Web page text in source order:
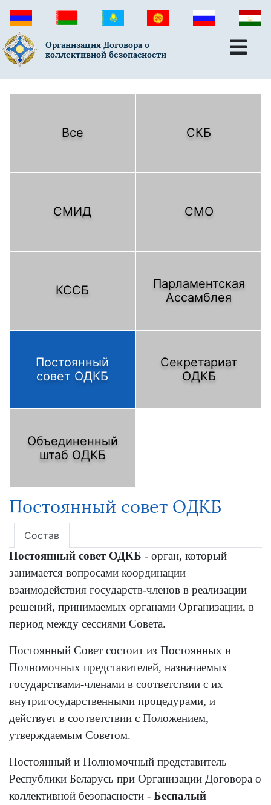
Организация Договора о
коллективной безопасности
Все СКБ
СМИД СМО
КССБ
Парламентская
Ассамблея
Постоянный
совет ОДКБ
Секретариат
ОДКБ
Объединенный
штаб ОДКБ
Постоянный совет ОДКБ
Состав
Постоянный совет ОДКБ - орган, который
занимается вопросами координации
взаимодействия государств-членов в реализации
решений, принимаемых органами Организации, в
период между сессиями Совета.
Постоянный Совет состоит из Постоянных и
Полномочных представителей, назначаемых
государствами-членами в соответствии с их
внутригосударственными процедурами, и
действует в соответствии с Положением,
утверждаемым Советом.
Постоянный и Полномочный представитель
Республики Беларусь при Организации Договора о
коллективной безопасности - Беспалый